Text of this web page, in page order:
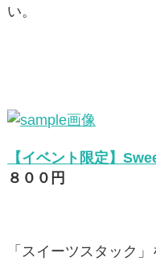
い。
【イベント限定】
８００円
「スイーツスタック